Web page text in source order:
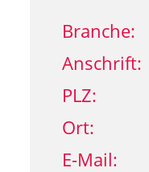
Branche:
Anschrift:
PLZ:
Ort:
E-Mail: